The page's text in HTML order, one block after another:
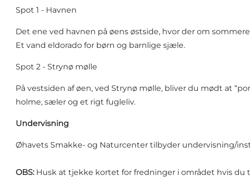
Spot 1 - Havnen
Det ene ved havnen på øens østside, hvor der om
Et vand eldorado for børn og barnlige sjæle.
Spot 2 - Strynø mølle
På vestsiden af øen, ved Strynø mølle, bliver du mødt at
holme, sæler og et rigt fugleliv.
Undervisning
Øhavets Smakke- og Naturcenter tilbyder undervisning/
OBS: Husk at tjekke kortet for fredninger i området hvis du